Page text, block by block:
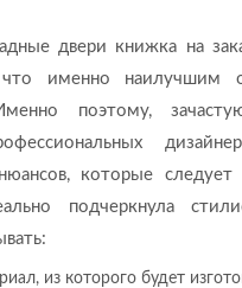
двери книжка на
что именно наилучшим
поэтому,
которые следует
подчеркнула
из которого будет